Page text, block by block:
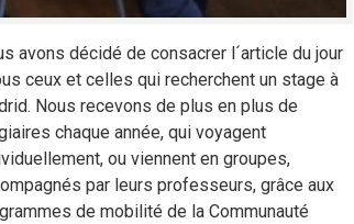
avons décidé de consacrer l´article du jour
ceux et celles qui recherchent un stage à
Nous recevons de plus en plus de
chaque année, qui voyagent
ou viennent en groupes,
par leurs professeurs, grâce aux
de mobilité de la Communauté